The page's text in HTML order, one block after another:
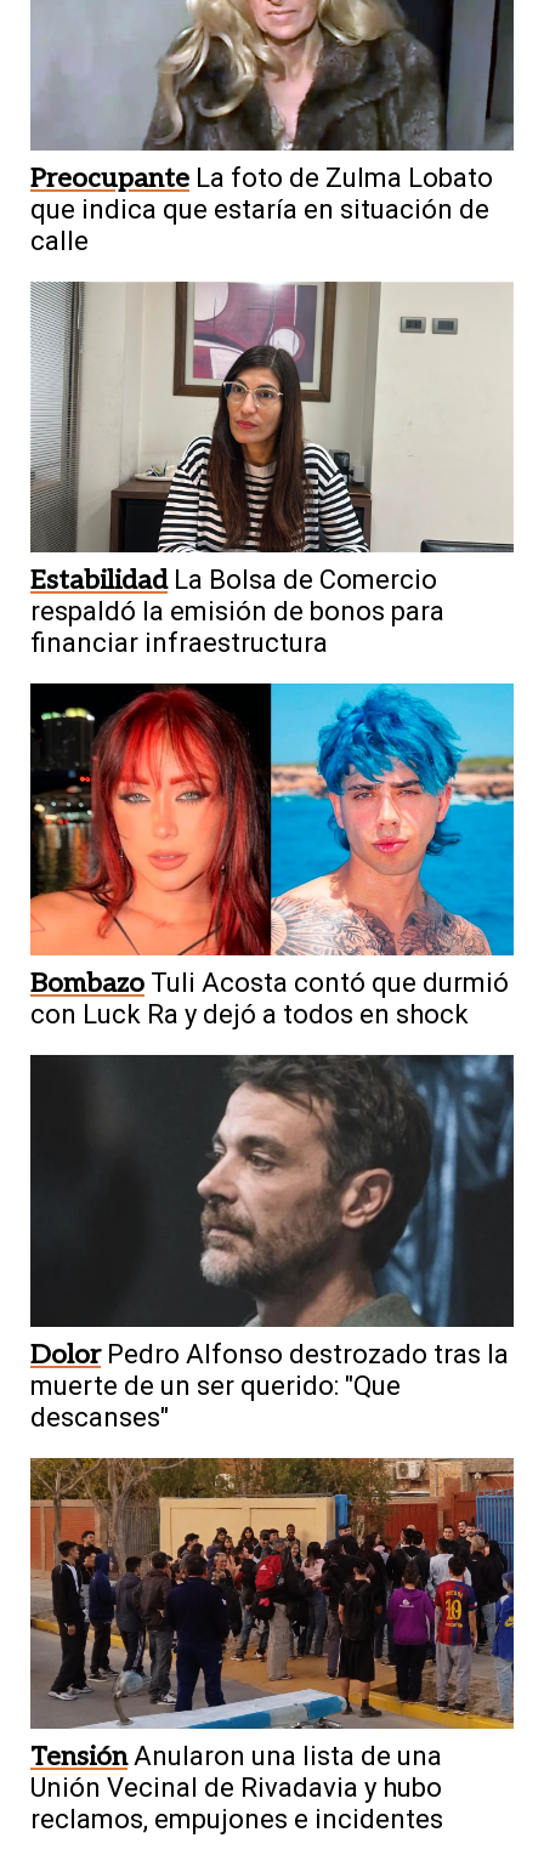
Preocupante La foto de Zulma Lobato
que indica que estaría en situación de
calle
Estabilidad La Bolsa de Comercio
respaldó la emisión de bonos para
financiar infraestructura
Bombazo Tuli Acosta contó que durmió
con Luck Ra y dejó a todos en shock
Dolor Pedro Alfonso destrozado tras la
muerte de un ser querido: "Que
descanses"
Tensión Anularon una lista de una
Unión Vecinal de Rivadavia y hubo
reclamos, empujones e incidentes